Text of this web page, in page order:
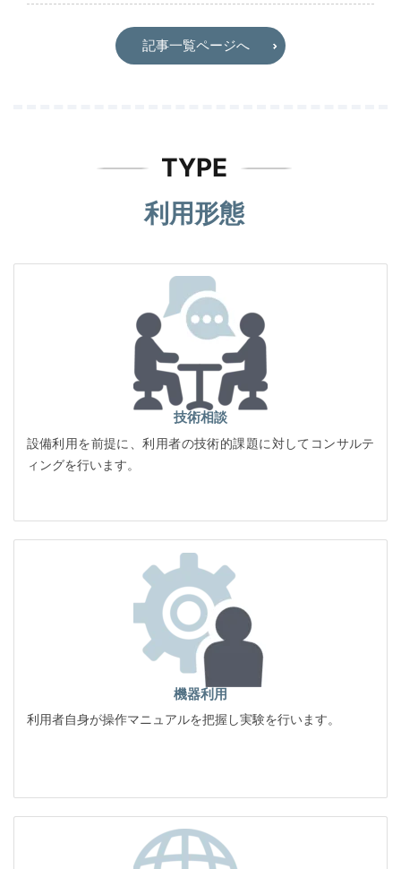
記事一覧ページへ
TYPE
利用形態
技術相談
設備利用を前提に、利用者の技術的課題に対してコンサルテ
ィングを行います。
機器利用
利用者自身が操作マニュアルを把握し実験を行います。